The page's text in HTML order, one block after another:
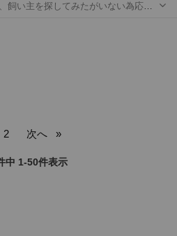
飼い主を探してみたがいない為応募
2 次へ
中 1-50件表示